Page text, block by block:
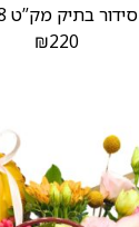
סידור בתיק מק”ט 758
₪220